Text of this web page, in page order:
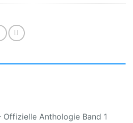
Offizielle Anthologie Band 1